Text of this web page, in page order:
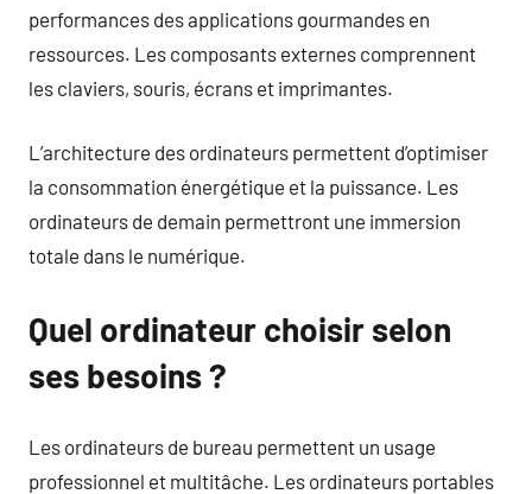
performances des applications gourmandes en
ressources. Les composants externes comprennent
les claviers, souris, écrans et imprimantes.
L’architecture des ordinateurs permettent d’optimiser
la consommation énergétique et la puissance. Les
ordinateurs de demain permettront une immersion
totale dans le numérique.
Quel ordinateur choisir selon
ses besoins ?
Les ordinateurs de bureau permettent un usage
professionnel et multitâche. Les ordinateurs portables